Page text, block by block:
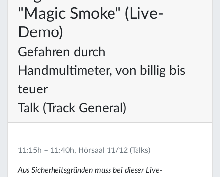
"Magic Smoke" (Live-
Demo)
Gefahren durch
Handmultimeter, von billig bis
teuer
Talk (Track General)
11:15h – 11:40h, Hörsaal 11/12 (Talks)
Aus Sicherheitsgründen muss bei dieser Live-